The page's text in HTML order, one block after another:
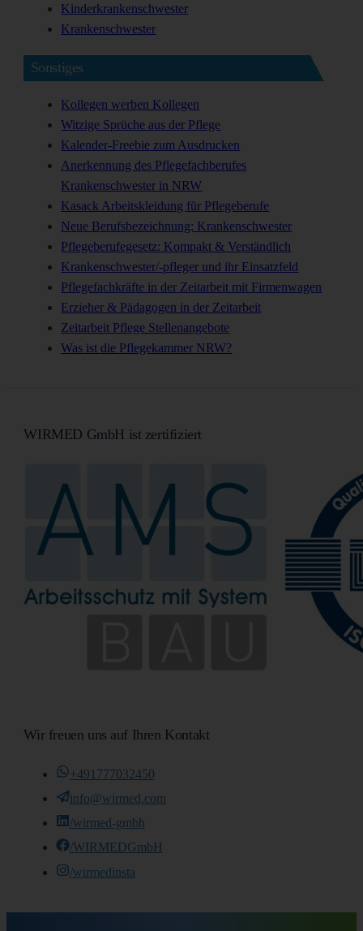
Kinderkrankenschwester
Krankenschwester
Sonstiges
Kollegen werben Kollegen
Witzige Sprüche aus der Pflege
Kalender-Freebie zum Ausdrucken
Anerkennung des Pflegefachberufes
Krankenschwester in NRW
Kasack Arbeitskleidung für Pflegeberufe
Neue Berufsbezeichnung: Krankenschwester
Pflegeberufegesetz: Kompakt & Verständlich
Krankenschwester/-pfleger und ihr Einsatzfeld
Pflegefachkräfte in der Zeitarbeit mit Firmenwagen
Erzieher & Pädagogen in der Zeitarbeit
Zeitarbeit Pflege Stellenangebote
Was ist die Pflegekammer NRW?
WIRMED GmbH ist zertifiziert
Wir freuen uns auf Ihren Kontakt
+491777032450
info@wirmed.com
/wirmed-gmbh
/WIRMEDGmbH
/wirmedinsta